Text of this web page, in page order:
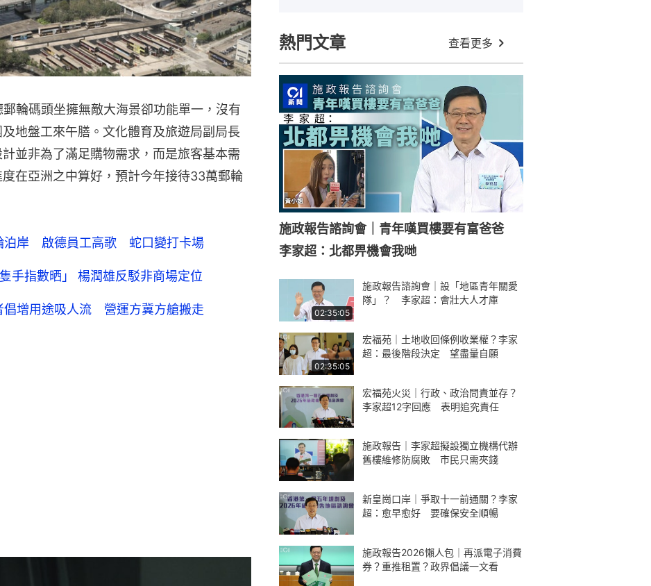
郵輪碼頭坐擁無敵大海景卻功能單一，沒有
地盤工來午膳。文化體育及旅遊局副局長
並非為了滿足購物需求，而是旅客基本需
在亞洲之中算好，預計今年接待33萬郵輪
泊岸 啟德員工高歌 蛇口變打卡場
手指數晒」 楊潤雄反駁非商場定位
倡增用途吸人流 營運方冀方艙搬走
熱門文章 查看更多
施政報告諮詢會｜青年嘆買樓要有富爸爸
李家超：北都畀機會我哋
02:35:05
施政報告諮詢會｜設「地區青年關愛
隊」？ 李家超：會壯大人才庫
02:35:05
宏福苑｜土地收回條例收業權？李家
超：最後階段決定 望盡量自願
宏福苑火災｜行政、政治問責並存？
李家超12字回應 表明追究責任
施政報告｜李家超擬設獨立機構代辦
舊樓維修防腐敗 市民只需夾錢
新皇崗口岸｜爭取十一前通關？李家
超：愈早愈好 要確保安全順暢
施政報告2026懶人包｜再派電子消費
券？重推租置？政界倡議一文看